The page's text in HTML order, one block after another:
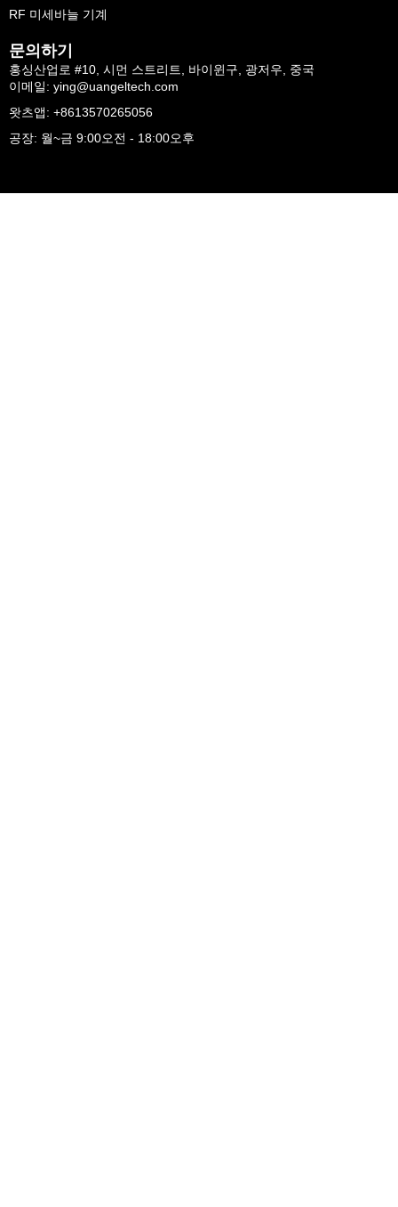
RF 미세바늘 기계
문의하기
홍싱산업로 #10, 시먼 스트리트, 바이윈구, 광저우, 중국
이메일: ying@uangeltech.com
왓츠앱: +8613570265056
공장: 월~금 9:00오전 - 18:00오후